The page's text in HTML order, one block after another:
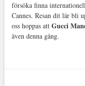
försöka finna
Cannes. Resan dit lär bli
oss hoppas att Gucci
även denna gång.